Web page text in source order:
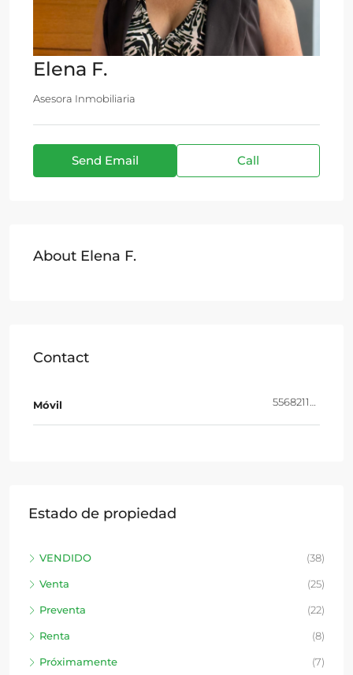
Elena F.
Asesora Inmobiliaria
Send Email Call
About Elena F.
Contact
Móvil
Estado de propiedad
VENDIDO (38)
Venta (25)
Preventa (22)
Renta (8)
Próximamente (7)